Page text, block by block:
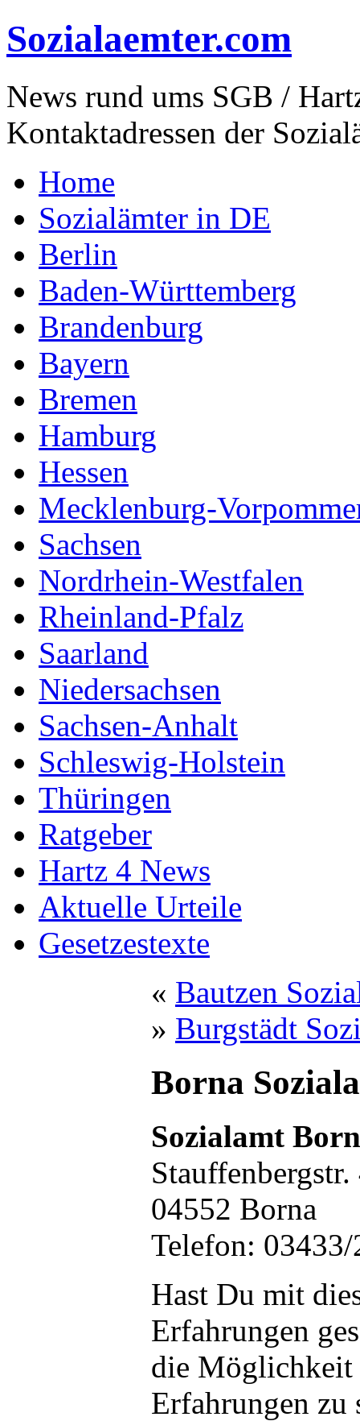
Sozialaemter.com
News rund ums SGB /
Kontaktadressen der
Home
Sozialämter in DE
Berlin
Baden-Württemberg
Brandenburg
Bayern
Bremen
Hamburg
Hessen
Mecklenburg-
Sachsen
Nordrhein-Westfalen
Rheinland-Pfalz
Saarland
Niedersachsen
Sachsen-Anhalt
Schleswig-Holstein
Thüringen
Ratgeber
Hartz 4 News
Aktuelle Urteile
Gesetzestexte
« Bautzen
» Burgstädt
Borna
Sozialamt
Stauffenbergstr.
04552 Borna
Telefon:
Hast Du mit
Erfahrungen
die Möglichkeit
Erfahrungen zu